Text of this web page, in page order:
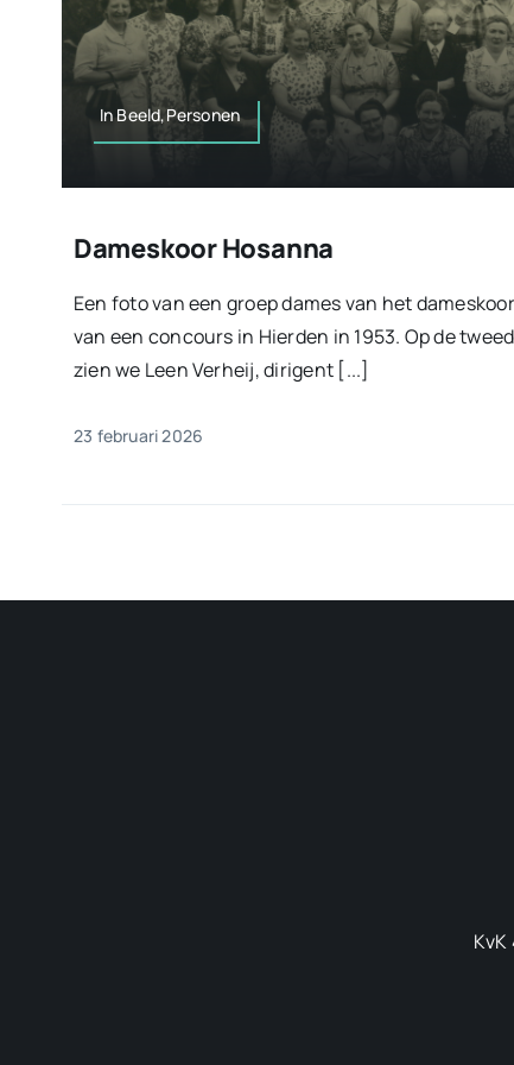
In Beeld,Personen
Dameskoor Hosanna
Een foto van een groep dames van het
van een concours in Hierden in 1953. Op de
zien we Leen Verheij, dirigent [...]
23 februari 2026
KvK